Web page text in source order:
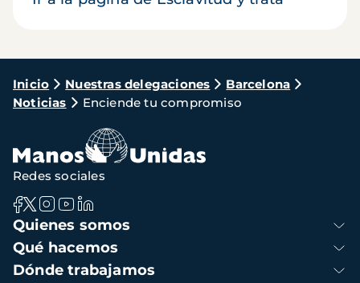
Ruta
de
navegación
Inicio Nuestras delegaciones
Barcelona
Noticias
Enciende tu compromiso
Navegación
principal
Quienes somos
Qué hacemos
Dónde trabajamos
Redes sociales